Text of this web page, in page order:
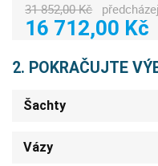
31 852,00 Kč
16 712,00 Kč
2. POKRAČUJTE
Šachty
Vázy